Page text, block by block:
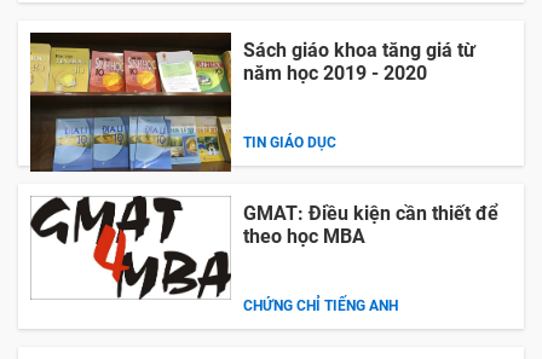
Sách giáo khoa tăng giá từ
năm học 2019 - 2020
TIN GIÁO DỤC
GMAT: Điều kiện cần thiết để
theo học MBA
CHỨNG CHỈ TIẾNG ANH